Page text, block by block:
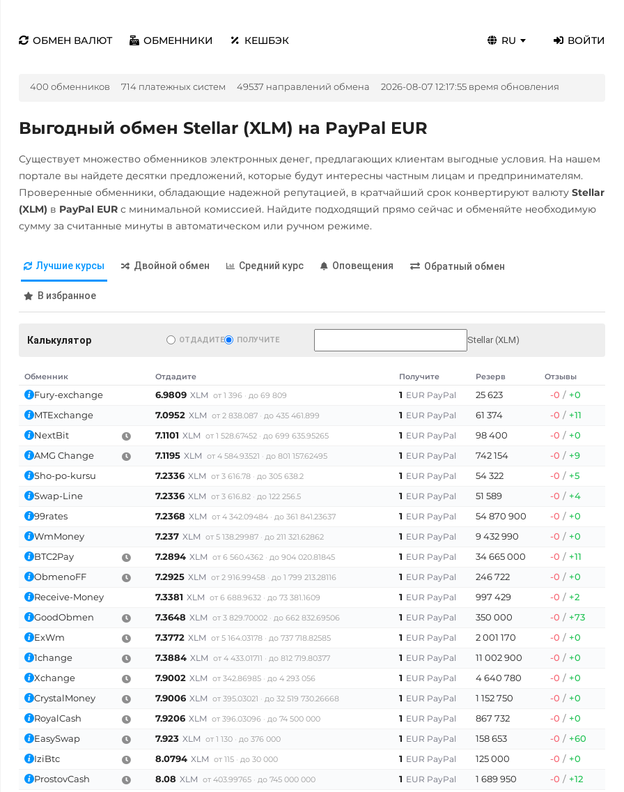
ОБМЕН ВАЛЮТ ОБМЕННИКИ КЕШБЭК RU ВОЙТИ
400 обменников 714 платежных систем 49537 направлений обмена 2026-08-07 12:17:55 время обновления
Выгодный обмен Stellar (XLM) на PayPal EUR
Существует множество обменников электронных денег, предлагающих клиентам выгодные условия. На нашем
портале вы найдете десятки предложений, которые будут интересны частным лицам и предпринимателям.
Проверенные обменники, обладающие надежной репутацией, в кратчайший срок конвертируют валюту Stellar
(XLM) в PayPal EURс минимальной комиссией. Найдите подходящий прямо сейчас и обменяйте необходимую
сумму за считанные минуты в автоматическом или ручном режиме.
Лучшие курсы Двойной обмен Средний курс Оповещения Обратный обмен
В избранное
Калькулятор ОТДАДИТЕ ПОЛУЧИТЕ Stellar (XLM)
Обменник Отдадите Получите Резерв Отзывы
Fury-exchange 6.9809 XLM от 1 396 до 69 809 1 EUR PayPal 25 623 -0 / +0
MTExchange
7.0952 XLM от 2 838.087 до 435 461.899 1 EUR PayPal 61 374 -0 / +11
NextBit
7.1101 XLM от 1 528.67452 до 699 635.95265 1 EUR PayPal 98 400 -0 / +0
AMG Change
7.1195 XLM от 4 584.93521 до 801 157.62495 1 EUR PayPal 742 154 -0 / +9
Sho-po-kursu
7.2336 XLM от 3 616.78 до 305 638.2 1 EUR PayPal 54 322 -0 / +5
Swap-Line
7.2336 XLM от 3 616.82 до 122 256.5 1 EUR PayPal 51 589 -0 / +4
99rates
7.2368 XLM от 4 342.09484 до 361 841.23637 1 EUR PayPal 54 870 900 -0 / +0
WmMoney
7.237 XLM от 5 138.29987 до 211 321.62862 1 EUR PayPal 9 432 990 -0 / +0
BTC2Pay
7.2894 XLM от 6 560.4362 до 904 020.81845 1 EUR PayPal 34 665 000 -0 / +11
ObmenoFF
7.2925 XLM от 2 916.99458 до 1 799 213.28116 1 EUR PayPal 246 722 -0 / +0
Receive-Money
7.3381 XLM от 6 688.9632 до 73 381.1609 1 EUR PayPal 997 429 -0 / +2
GoodObmen
7.3648 XLM от 3 829.70002 до 662 832.69506 1 EUR PayPal 350 000 -0 / +73
ExWm
7.3772 XLM от 5 164.03178 до 737 718.82585 1 EUR PayPal 2 001 170 -0 / +0
1change
7.3884 XLM от 4 433.01711 до 812 719.80377 1 EUR PayPal 11 002 900 -0 / +0
Xchange
7.9002 XLM от 342.86985 до 4 293 056 1 EUR PayPal 4 640 780 -0 / +0
CrystalMoney
7.9006 XLM от 395.03021 до 32 519 730.26668 1 EUR PayPal 1 152 750 -0 / +0
RoyalCash
7.9206 XLM от 396.03096 до 74 500 000 1 EUR PayPal 867 732 -0 / +0
EasySwap
7.923 XLM от 1 130 до 376 000 1 EUR PayPal 158 653 -0 / +60
IziBtc
8.0794 XLM от 115 до 30 000 1 EUR PayPal 125 000 -0 / +0
ProstovCash
8.08 XLM от 403.99765 до 745 000 000 1 EUR PayPal 1 689 950 -0 / +12